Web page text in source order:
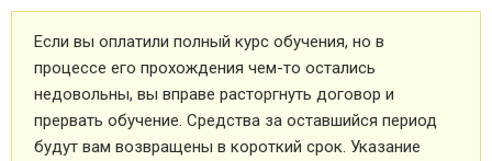
Если вы оплатили полный курс обучения, но в
процессе его прохождения чем-то остались
недовольны, вы вправе расторгнуть договор и
прервать обучение. Средства за оставшийся период
будут вам возвращены в короткий срок. Указание